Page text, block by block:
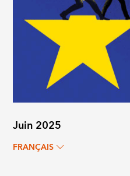
Juin 2025
FRANÇAIS